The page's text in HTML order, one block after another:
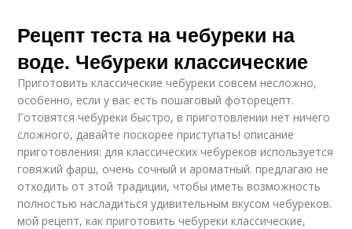
Рецепт теста на чебуреки на
воде. Чебуреки классические
Приготовить классические чебуреки совсем несложно,
особенно, если у вас есть пошаговый фоторецепт.
Готовятся чебуреки быстро, в приготовлении нет ничего
сложного, давайте поскорее приступать! описание
приготовления: для классических чебуреков используется
говяжий фарш, очень сочный и ароматный. предлагаю не
отходить от этой традиции, чтобы иметь возможность
полностью насладиться удивительным вкусом чебуреков.
мой рецепт, как приготовить чебуреки классические,